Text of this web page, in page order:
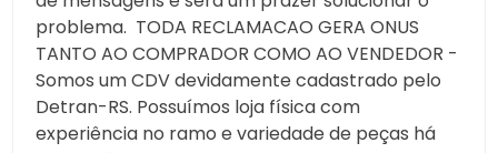
problema. TODA RECLAMACAO GERA ONUS
TANTO AO COMPRADOR COMO AO VENDEDOR -
Somos um CDV devidamente cadastrado pelo
Detran-RS. Possuímos loja física com
experiência no ramo e variedade de peças há